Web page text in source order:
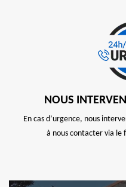
NOUS
En cas d’urgence, nous
à nous contacter via le